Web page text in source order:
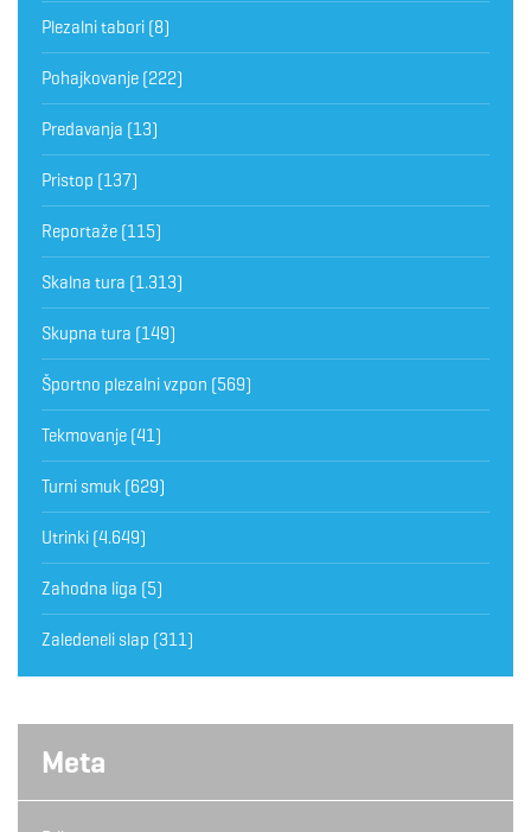
Plezalni tabori (8)
Pohajkovanje (222)
Predavanja (13)
Pristop (137)
Reportaže (115)
Skalna tura (1.313)
Skupna tura (149)
Športno plezalni vzpon (569)
Tekmovanje (41)
Turni smuk (629)
Utrinki (4.649)
Zahodna liga (5)
Zaledeneli slap (311)
Meta